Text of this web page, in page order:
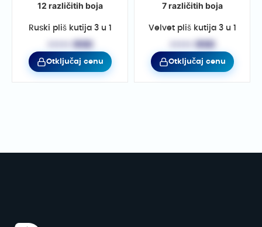
12 različitih boja
Ruski pliš kutija 3 u 1
Otključaj cenu
7 različitih boja
Velvet pliš kutija 3 u 1
Otključaj cenu